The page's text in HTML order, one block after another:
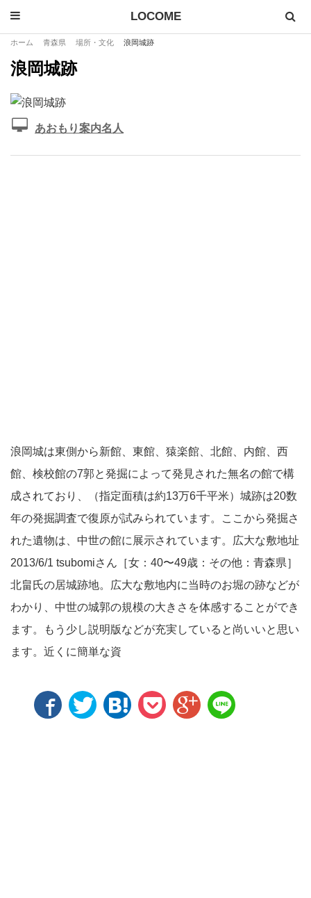
LOCOME
ホーム 青森県 場所・文化 浪岡城跡
浪岡城跡
あおもり案内名人
浪岡城は東側から新館、東館、猿楽館、北館、内館、西
館、検校館の7郭と発掘によって発見された無名の館で構
成されており、（指定面積は約13万6千平米）城跡は20数
年の発掘調査で復原が試みられています。ここから発掘さ
れた遺物は、中世の館に展示されています。広大な敷地址
2013/6/1 tsubomiさん［女：40〜49歳：その他：青森県］
北畠氏の居城跡地。広大な敷地内に当時のお堀の跡などが
わかり、中世の城郭の規模の大きさを体感することができ
ます。もう少し説明版などが充実していると尚いいと思い
ます。近くに簡単な資